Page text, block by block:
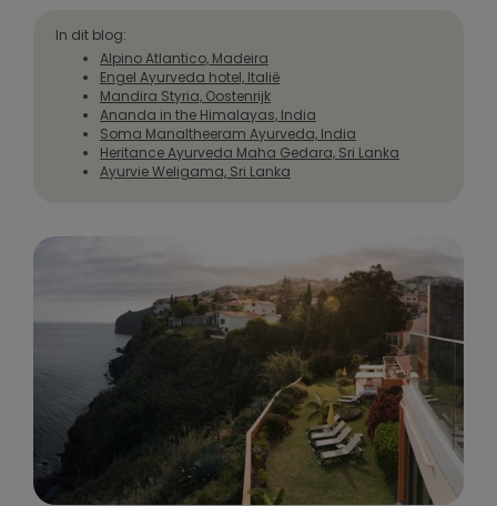
In dit blog:
Alpino Atlantico, Madeira
Engel Ayurveda hotel, Italië
Mandira Styria, Oostenrijk
Ananda in the Himalayas, India
Soma Manaltheeram Ayurveda, India
Heritance Ayurveda Maha Gedara, Sri Lanka
Ayurvie Weligama, Sri Lanka